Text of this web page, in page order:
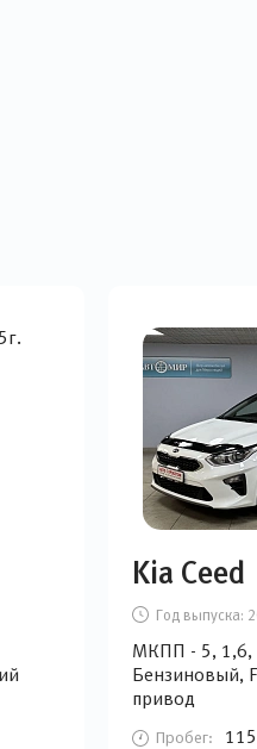
Kia Ceed
Год выпуска:
МКПП - 5, 1,6,
Бензиновый,
привод
Пробег: